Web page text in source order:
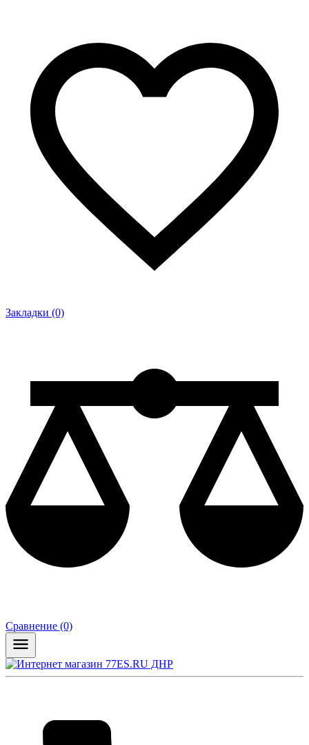
Закладки (0)
Сравнение (0)